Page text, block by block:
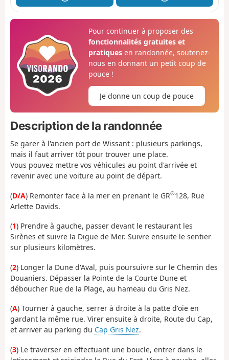
Pour continuer à proposer des
fonctionnalités gratuites et
pratiquesen randonnée, soutenez-
nous en donnant un petit coup de
pouce !
Je donne un coup de pouce
Description de la randonnée
Se garer à l'ancien port de Wissant : plusieurs parkings,
mais il faut arriver tôt pour trouver une place.
Vous pouvez mettre vos véhicules au point d'arrivée et
revenir avec une voiture au point de départ.
(D/A) Remonter face à la mer en prenant le GR®128, Rue
Arlette Davids.
(1) Prendre à gauche, passer devant le restaurant les
Sirènes et suivre la Digue de Mer. Suivre ensuite le sentier
sur plusieurs kilomètres.
(2) Longer la Dune d'Aval, puis poursuivre sur le Chemin des
Douaniers. Dépasser la Pointe de la Courte Dune et
déboucher Rue de la Plage, au hameau du Gris Nez.
(A) Tourner à gauche, serrer à droite à la patte d'oie en
gardant la même rue. Virer ensuite à droite, Route du Cap,
et arriver au parking du Cap Gris Nez.
(3) Le traverser en effectuant une boucle, entrer dans le